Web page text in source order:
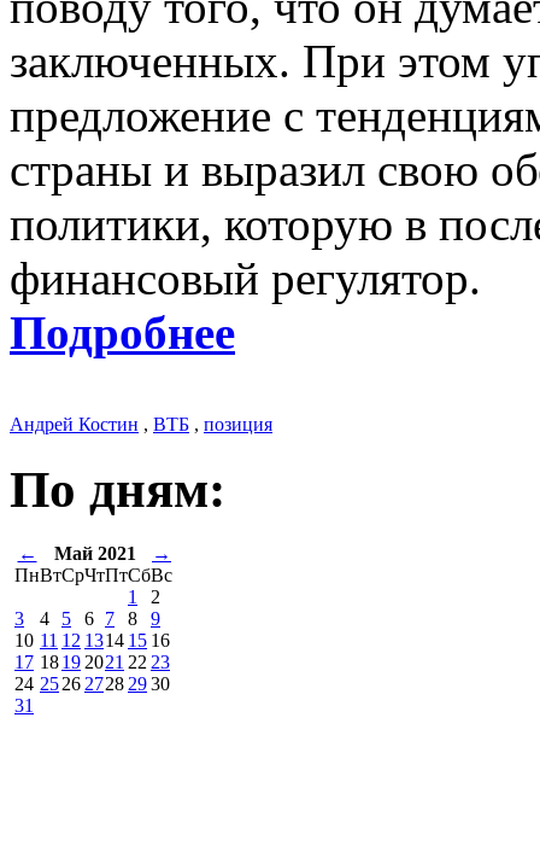
заключенных. При этом
предложение с
страны и выразил свою
политики, которую в
финансовый регулятор.
Подробнее
Андрей Костин , ВТБ , позиция
По дням:
← Май 2021
→
ПнВтСрЧтПтСбВс
1
2
3
4 5 6 7 8
9
10 11 12 1314 15 16
17 1819 2021 22 23
24 2526 2728 2930
31